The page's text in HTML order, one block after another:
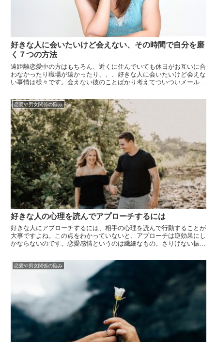
好きな人に会いたいけど会えない、その時間で自分を磨
く７つの方法
遠距離恋愛中の方はもちろん、近くに住んでいても休日がお互いに合
わなかったり職場が遠かったり、、、好きな人に会いたいけど会えな
い事情は様々です。会えない彼のことばかり考えてついついメールや
まうことはないですか？会えない時間は自分磨きに専念して、彼に次
に会う時...
恋愛や男女関係の悩み
好きな人の心理を読んでアプローチするには
好きな人にアプローチするには、相手の心理を読んで行動することが
大事ですよね。この点をわかっていないと、アプローチは逆効果にし
かならないのです。恋愛感情というのは繊細なもの。さりげない振る
き違いでダメになってしまうこともあります。恋愛に不慣れな女性
は、ついつい...
恋愛や男女関係の悩み